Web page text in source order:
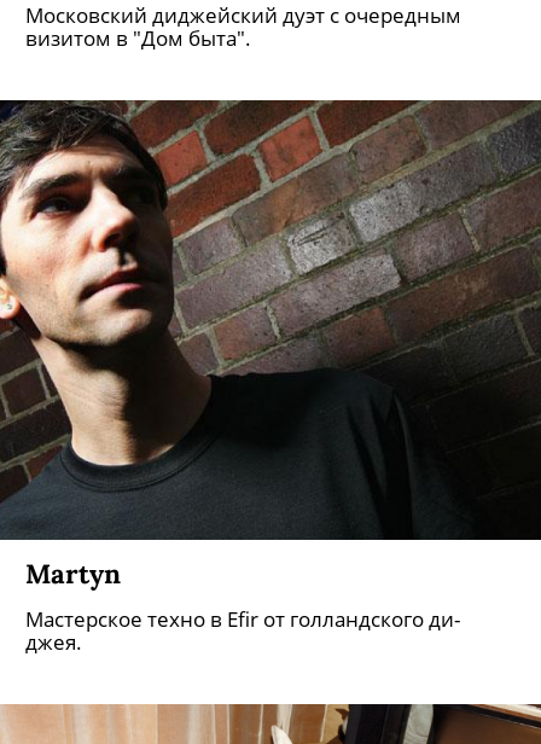
Московский диджейский дуэт с очередным
визитом в "Дом быта".
Martyn
Мастерское техно в Efir от голландского ди-
джея.